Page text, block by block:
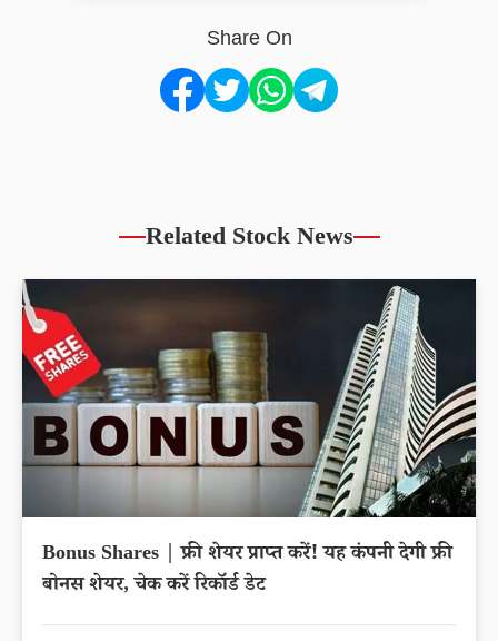
Share On
Related Stock News
Bonus Shares | फ्री शेयर प्राप्त करें! यह कंपनी देगी फ्री
बोनस शेयर, चेक करें रिकॉर्ड डेट